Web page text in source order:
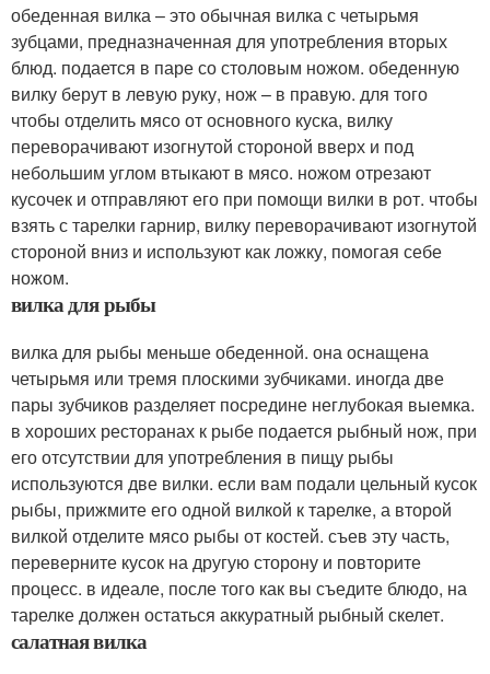
обеденная вилка – это обычная вилка с четырьмя
зубцами, предназначенная для употребления вторых
блюд. подается в паре со столовым ножом. обеденную
вилку берут в левую руку, нож – в правую. для того
чтобы отделить мясо от основного куска, вилку
переворачивают изогнутой стороной вверх и под
небольшим углом втыкают в мясо. ножом отрезают
кусочек и отправляют его при помощи вилки в рот. чтобы
взять с тарелки гарнир, вилку переворачивают изогнутой
стороной вниз и используют как ложку, помогая себе
ножом.
вилка для рыбы
вилка для рыбы меньше обеденной. она оснащена
четырьмя или тремя плоскими зубчиками. иногда две
пары зубчиков разделяет посредине неглубокая выемка.
в хороших ресторанах к рыбе подается рыбный нож, при
его отсутствии для употребления в пищу рыбы
используются две вилки. если вам подали цельный кусок
рыбы, прижмите его одной вилкой к тарелке, а второй
вилкой отделите мясо рыбы от костей. съев эту часть,
переверните кусок на другую сторону и повторите
процесс. в идеале, после того как вы съедите блюдо, на
тарелке должен остаться аккуратный рыбный скелет.
салатная вилка